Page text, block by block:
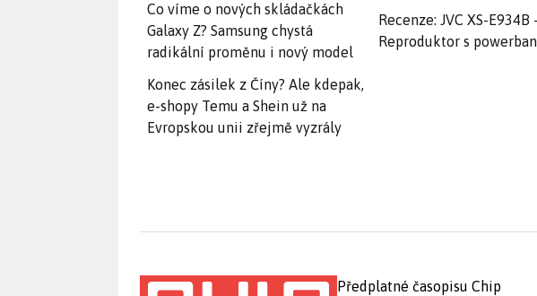
Co víme o nových skládačkách
Galaxy Z? Samsung chystá
radikální proměnu i nový model
Konec zásilek z Číny? Ale kdepak,
e-shopy Temu a Shein už na
Evropskou unii zřejmě vyzrály
Recenze: JVC XS-E934B
Reproduktor s
Předplatné časopisu Chip